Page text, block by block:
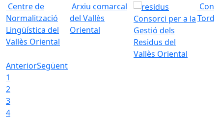
Centre de
Normalització
Lingüística del
Vallès Oriental
Arxiu comarcal
del Vallès
Oriental
Consorci per a la
Gestió dels
Residus del
Vallès Oriental
AnteriorSegüent
1
2
3
4